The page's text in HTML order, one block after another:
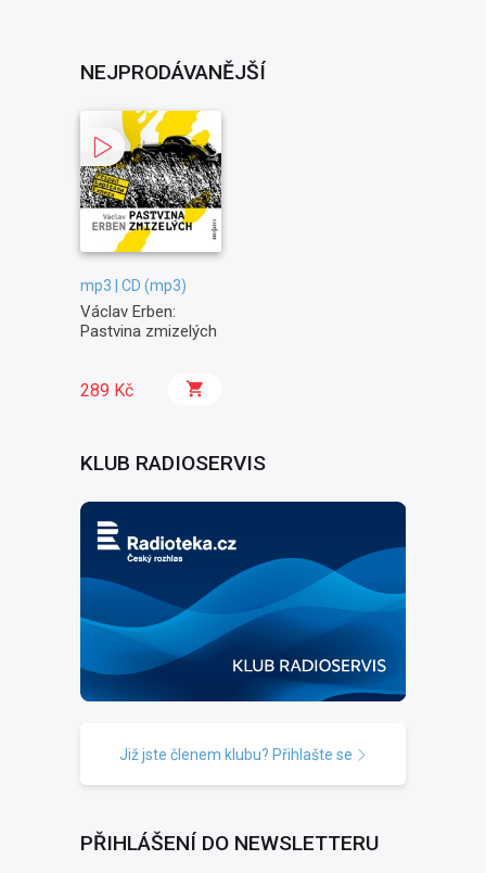
NEJPRODÁVANĚJŠÍ
mp3 | CD (mp3)
Václav Erben:
Pastvina zmizelých
289 Kč
KLUB RADIOSERVIS
Již jste členem klubu? Přihlašte se
PŘIHLÁŠENÍ DO NEWSLETTERU